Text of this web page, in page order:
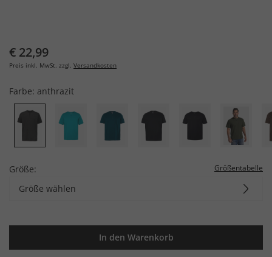
€ 22,99
Preis inkl. MwSt. zzgl. Versandkosten
Farbe: anthrazit
Größe: Größentabelle
Größe wählen
In den Warenkorb